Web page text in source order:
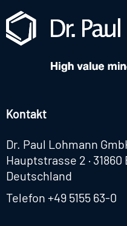
Kontakt
Dr. Paul Lohmann
Hauptstrasse 2 ·
Deutschland
Telefon +49 5155 63-0